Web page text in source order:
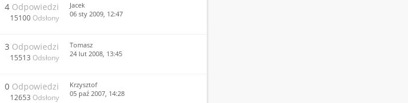
4 Odpowiedzi
15100 Odsłony
Jacek
06 sty 2009, 12:47
3 Odpowiedzi
15513 Odsłony
Tomasz
24 lut 2008, 13:45
0 Odpowiedzi
12653 Odsłony
Krzysztof
05 paź 2007, 14:28